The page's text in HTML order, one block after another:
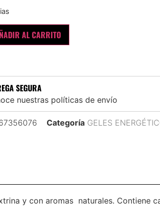
AL CARRITO
SEGURA
nuestras políticas de envío
Categoría GELES
y con aromas naturales. Contiene